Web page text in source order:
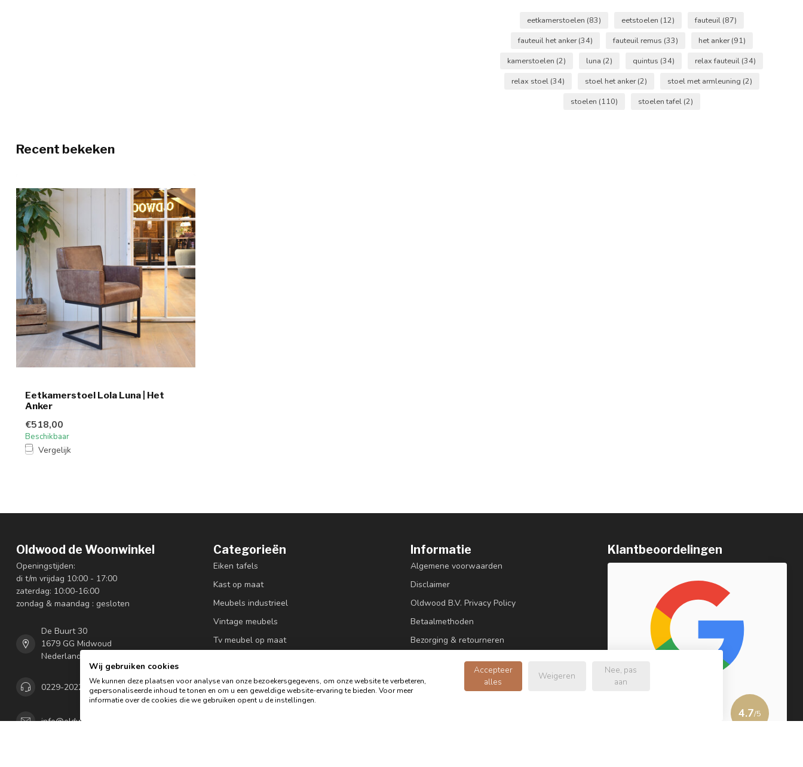
eetkamerstoelen (83) eetstoelen (12) fauteuil (87)
fauteuil het anker(34) fauteuil remus (33) het anker(91)
kamerstoelen (2) luna (2) quintus (34) relax fauteuil (34)
relax stoel (34) stoel het anker(2) stoel met armleuning (2)
stoelen (110) stoelen tafel (2)
Recent bekeken
Eetkamerstoel Lola Luna | Het
Anker
€518,00
Beschikbaar
Vergelijk
Oldwood de Woonwinkel
Openingstijden:
di t/m vrijdag 10:00 - 17:00
zaterdag: 10:00-16:00
zondag & maandag : gesloten
De Buurt 30
1679 GG Midwoud
Nederland
0229-202292
info@oldwood.nl
Categorieën
Eiken tafels
Kast op maat
Meubels industrieel
Vintage meubels
Tv meubel op maat
Lampen
Zitmeubels
Informatie
Algemene voorwaarden
Disclaimer
Oldwood B.V. Privacy Policy
Betaalmethoden
Bezorging & retourneren
Klantbeoordelingen
4.7/5
Wij gebruiken cookies
We kunnen deze plaatsen voor analyse van onze bezoekersgegevens, om onze website te verbeteren,
gepersonaliseerde inhoud te tonen en om u een geweldige website-ervaring te bieden. Voor meer
informatie over de cookies die we gebruiken opent u de instellingen.
Accepteer
alles
Weigeren
Nee, pas
aan